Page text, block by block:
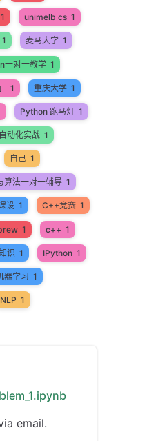
1 unimelb cs 1
1 麦马大学 1
一对一教学 1
1 重庆大学 1
Python 跑马灯 1
自动化实战 1
自己 1
算法一对一辅导 1
设 1 C++竞赛 1
1 c++ 1
识 1 IPython 1
器学习 1
NLP 1
email.